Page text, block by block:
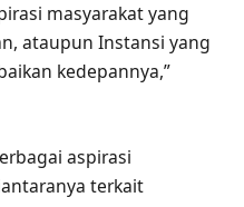
masyarakat yang
ataupun Instansi yang
kedepannya,”
aspirasi
terkait